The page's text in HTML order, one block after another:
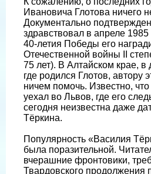
Ивановича Глотова ничего
Документально
здравствовал в апреле 1985
40-летия Победы его
Отечественной войны II
75 лет). В Алтайском крае,
где родился Глотов, автору
ничем помочь. Известно,
уехал во Львов, где его
сегодня неизвестна даже
Тёркина.
Популярность «Василия
была поразительной.
вчерашние фронтовики,
Твардовского продолжения